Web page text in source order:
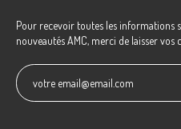
Pour recevoir toutes les informations
nouveautés AMC, merci de laisser vos
votre email@email.com